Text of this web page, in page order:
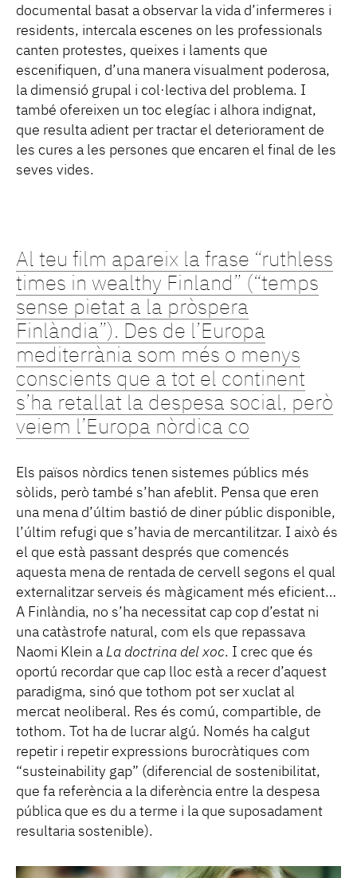
documental basat a observar la vida d’infermeres i
residents, intercala escenes on les professionals
canten protestes, queixes i laments que
escenifiquen, d’una manera visualment poderosa,
la dimensió grupal i col·lectiva del problema. I
també ofereixen un toc elegíac i alhora indignat,
que resulta adient per tractar el deteriorament de
les cures a les persones que encaren el final de les
seves vides.
Al teu film apareix la frase “ruthless
times in wealthy Finland” (“temps
sense pietat a la pròspera
Finlàndia”). Des de l’Europa
mediterrània som més o menys
conscients que a tot el continent
s’ha retallat la despesa social, però
veiem l’Europa nòrdica co
Els països nòrdics tenen sistemes públics més
sòlids, però també s’han afeblit. Pensa que eren
una mena d’últim bastió de diner públic disponible,
l’últim refugi que s’havia de mercantilitzar. I això és
el que està passant després que comencés
aquesta mena de rentada de cervell segons el qual
externalitzar serveis és màgicament més eficient…
A Finlàndia, no s’ha necessitat cap cop d’estat ni
una catàstrofe natural, com els que repassava
Naomi Klein a La doctrina del xoc. I crec que és
oportú recordar que cap lloc està a recer d’aquest
paradigma, sinó que tothom pot ser xuclat al
mercat neoliberal. Res és comú, compartible, de
tothom. Tot ha de lucrar algú. Només ha calgut
repetir i repetir expressions burocràtiques com
“susteinability gap” (diferencial de sostenibilitat,
que fa referència a la diferència entre la despesa
pública que es du a terme i la que suposadament
resultaria sostenible).